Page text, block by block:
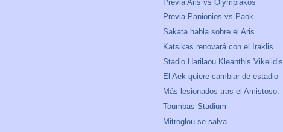
Previa Aris vs Olympiakos
Previa Panionios vs Paok
Sakata habla sobre el Aris
Katsikas renovará con el Iraklis
Stadio Harilaou Kleanthis Vikelidis
El Aek quiere cambiar de estadio
Más lesionados tras el Amistoso.
Toumbas Stadium
Mitroglou se salva